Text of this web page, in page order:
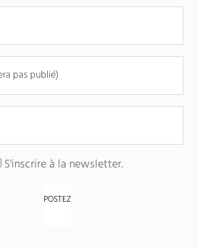
S'inscrire à la newsletter.